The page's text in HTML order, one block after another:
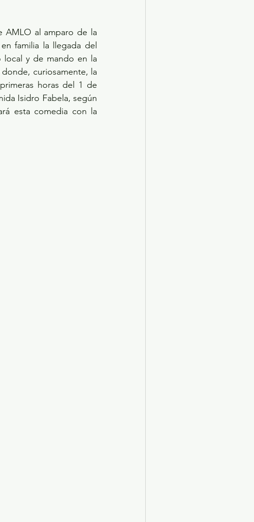
AMLO al amparo de la
familia la llegada del
local y de mando en la
curiosamente, la
horas del 1 de
Isidro Fabela, según
esta comedia con la